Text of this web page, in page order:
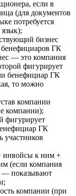
если в
(для документов
потребуется
язык);
бизнес
бенефициаров ГК
— это компания
фигурирует
бенефициар ГК
то можно
компании
компании);
фигурирует
ГК
участников
инвойсы к ним +
(если компания
— показывают
компании (при